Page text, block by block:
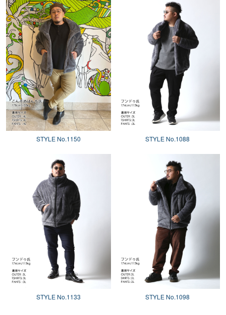
STYLE No.1150 STYLE No.1088
STYLE No.1133 STYLE No.1098